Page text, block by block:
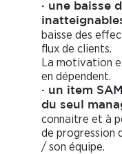
· une baisse
baisse des
flux de clients.
La motivation
en dépendent.
· un item
du seul
connaitre et à
de progression
/ son équipe.